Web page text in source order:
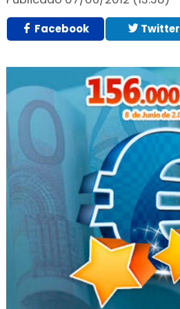
Facebook Twitter